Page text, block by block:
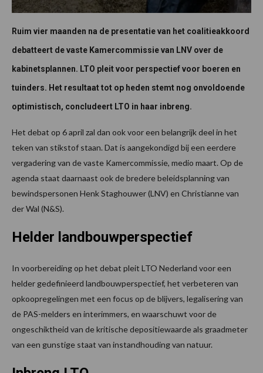
Ruim vier maanden na de presentatie van het coalitieakkoord
debatteert de vaste Kamercommissie van LNV over de
kabinetsplannen. LTO pleit voor perspectief voor boeren en
tuinders. Het resultaat tot op heden stemt nog onvoldoende
optimistisch, concludeert LTO in haar inbreng.
Het debat op 6 april zal dan ook voor een belangrijk deel in het
teken van stikstof staan. Dat is aangekondigd bij een eerdere
vergadering van de vaste Kamercommissie, medio maart. Op de
agenda staat daarnaast ook de bredere beleidsplanning van
bewindspersonen Henk Staghouwer (LNV) en Christianne van
der Wal (N&S).
Helder landbouwperspectief
In voorbereiding op het debat pleit LTO Nederland voor een
helder gedefinieerd landbouwperspectief, het verbeteren van
opkoopregelingen met een focus op de blijvers, legalisering van
de PAS-melders en interimmers, en waarschuwt voor de
ongeschiktheid van de kritische depositiewaarde als graadmeter
van een gunstige staat van instandhouding van natuur.